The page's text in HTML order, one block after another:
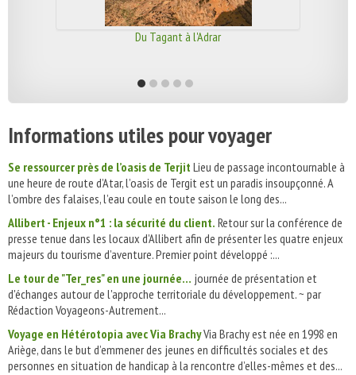
Du Tagant à l'Adrar
Informations utiles pour voyager
Se ressourcer près de l’oasis de Terjit Lieu de passage incontournable à
une heure de route d’Atar, l’oasis de Tergit est un paradis insoupçonné. A
l’ombre des falaises, l’eau coule en toute saison le long des...
Allibert - Enjeux n°1 : la sécurité du client. Retour sur la conférence de
presse tenue dans les locaux d’Allibert afin de présenter les quatre enjeux
majeurs du tourisme d’aventure. Premier point développé :...
Le tour de "Ter_res" en une journée… journée de présentation et
d'échanges autour de l'approche territoriale du développement. ~ par
Rédaction Voyageons-Autrement...
Voyage en Hétérotopia avec Via BrachyVia Brachy est née en 1998 en
Ariège, dans le but d’emmener des jeunes en difficultés sociales et des
personnes en situation de handicap à la rencontre d’elles-mêmes et des...